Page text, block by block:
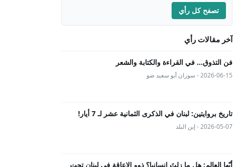
تصفح كل رأي
آخر مقالات رأي
فن التذوق... في القراءة والكتابة والشعر
2026-06-15 - سوزان أبو سعيد ضو
تاريخ بروايتين: لبنان في الذكرى الثمانية عشر لـ 7 أيار!
2026-05-07 - إبن البلد
أيّها العالم: هل ما زلتَ إنسانيا؟ ذوو الإعاقة في لبنان تحت